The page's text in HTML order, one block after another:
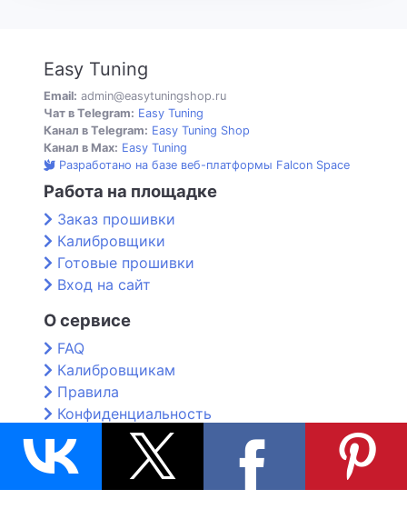
Easy Tuning
Email: admin@easytuningshop.ru
Чат в Telegram: Easy Tuning
Канал в Telegram: Easy Tuning Shop
Канал в Max: Easy Tuning
Разработано на базе веб-платформы Falcon Space
Работа на площадке
Заказ прошивки
Калибровщики
Готовые прошивки
Вход на сайт
О сервисе
FAQ
Калибровщикам
Правила
Конфиденциальность
Контакты